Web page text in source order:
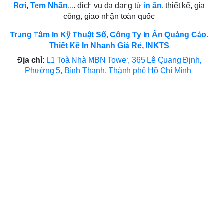
Rơi, Tem Nhãn,... dịch vụ đa dạng từ in ấn, thiết kế, gia
công, giao nhận toàn quốc
Trung Tâm In Kỹ Thuật Số, Công Ty In Ấn Quảng Cáo.
Thiết Kế In Nhanh Giá Rẻ, INKTS
Địa chỉ: L1 Toà Nhà MBN Tower, 365 Lê Quang Định,
Phường 5, Bình Thạnh, Thành phố Hồ Chí Minh